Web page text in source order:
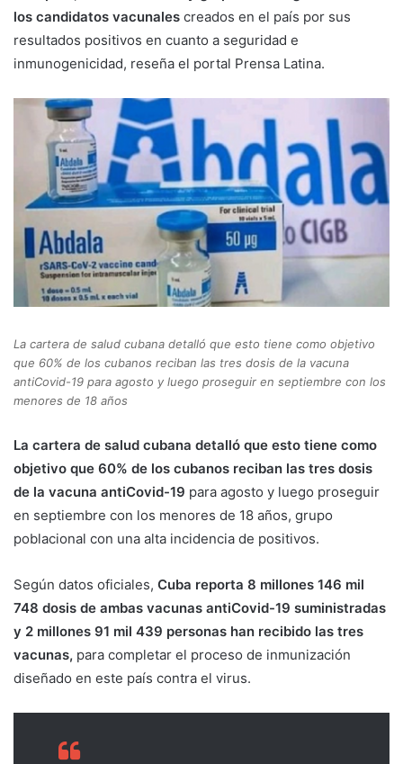
los candidatos vacunales creados en el país por sus
resultados positivos en cuanto a seguridad e
inmunogenicidad, reseña el portal Prensa Latina.
La cartera de salud cubana detalló que esto tiene como objetivo
que 60% de los cubanos reciban las tres dosis de la vacuna
antiCovid-19 para agosto y luego proseguir en septiembre con los
menores de 18 años
La cartera de salud cubana detalló que esto tiene como
objetivo que 60% de los cubanos reciban las tres dosis
de la vacuna antiCovid-19 para agosto y luego proseguir
en septiembre con los menores de 18 años, grupo
poblacional con una alta incidencia de positivos.
Según datos oficiales, Cuba reporta 8 millones 146 mil
748 dosis de ambas vacunas antiCovid-19 suministradas
y 2 millones 91 mil 439 personas han recibido las tres
vacunas, para completar el proceso de inmunización
diseñado en este país contra el virus.